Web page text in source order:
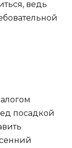
ведь
посадкой